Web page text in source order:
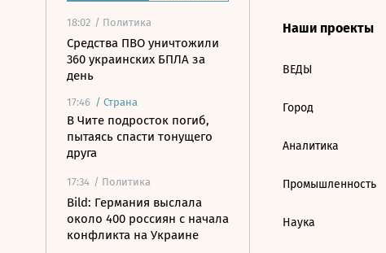
18:02 / Политика
Средства ПВО уничтожили
360 украинских БПЛА за
день
17:46 / Страна
В Чите подросток погиб,
пытаясь спасти тонущего
друга
17:34 / Политика
Bild: Германия выслала
около 400 россиян с начала
конфликта на Украине
Наши проекты
ВЕДЫ
Город
Аналитика
Промышленность
Наука